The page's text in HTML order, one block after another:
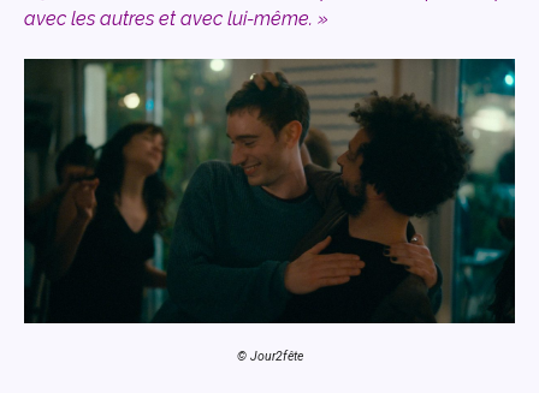
avec les autres et avec lui-même. »
© Jour2fête